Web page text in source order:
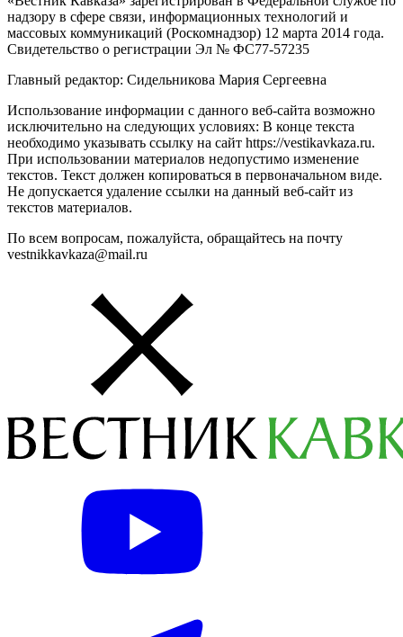
надзору в сфере связи, информационных технологий и
массовых коммуникаций (Роскомнадзор) 12 марта 2014 года.
Свидетельство о регистрации Эл № ФС77-57235
Главный редактор: Сидельникова Мария Сергеевна
Использование информации с данного веб-сайта возможно
исключительно на следующих условиях: В конце текста
необходимо указывать ссылку на сайт https://vestikavkaza.ru.
При использовании материалов недопустимо изменение
текстов. Текст должен копироваться в первоначальном виде.
Не допускается удаление ссылки на данный веб-сайт из
текстов материалов.
По всем вопросам, пожалуйста, обращайтесь на почту
vestnikkavkaza@mail.ru